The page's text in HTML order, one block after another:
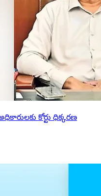
కోర్టు ధిక్కరణ